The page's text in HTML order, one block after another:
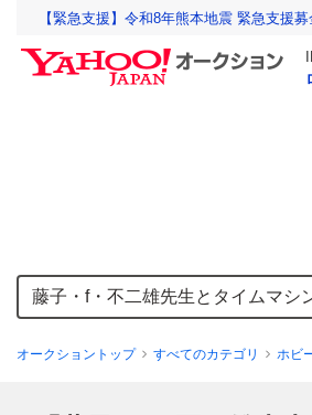
【緊急支援】令和8年熊本地震 緊急支援
オークショントップ すべてのカテゴリ ホビ